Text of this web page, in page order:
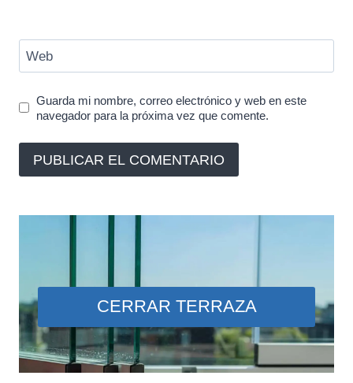
Web
Guarda mi nombre, correo electrónico y web en este
navegador para la próxima vez que comente.
CERRAR TERRAZA